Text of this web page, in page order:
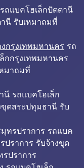
ถแบคโฮเล็กปัตตานี
นี รับเหมาถมที่
กรุงเทพมหานคร รถ
กกรุงเทพมหานคร
มาถมที่
รถแบคโฮเล็ก
ดสระปทุมธานี รับ
ทรปราการ รถแบค
ปราการ รับจ้างขุด
ปราการ